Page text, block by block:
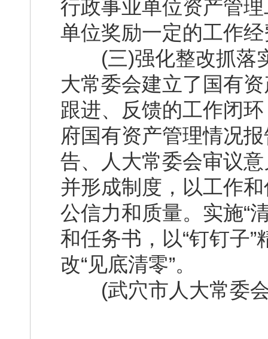
行政事业单位资产管
单位奖励一定的工作
(三)强化整改抓落实
大常委会建立了国有
跟进、反馈的工作闭
府国有资产管理情况
告、人大常委会审议
并形成制度，以工作
公信力和质量。实施“
和任务书，以“钉钉子
改“见底清零”。
(武穴市人大常委会